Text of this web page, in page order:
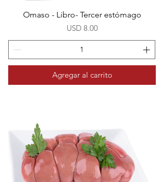
Omaso - Libro- Tercer estómago
Precio
USD 8.00
Agregar al carrito